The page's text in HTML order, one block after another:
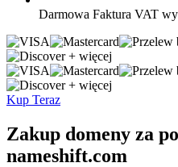
Darmowa Faktura VAT
+ więcej
+ więcej
Kup Teraz
Zakup domeny za
nameshift.com